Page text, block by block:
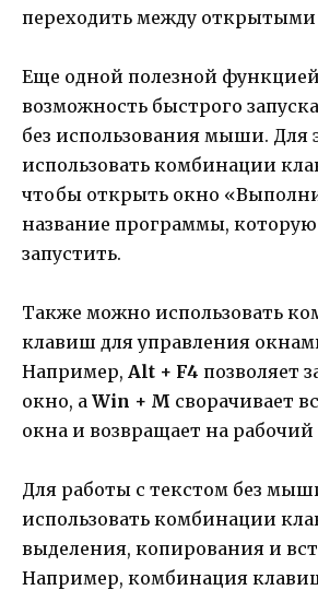
переходить между
Еще одной полезной
возможность быстрого
без использования мыши. Для
использовать комбинации
чтобы открыть окно
название программы,
запустить.
Также можно использовать
клавиш для управления
Например, Alt + F4 позволяет
окно, а Win + M сворачивает
окна и возвращает на рабочий
Для работы с текстом без
использовать комбинации
выделения, копирования и
Например, комбинация